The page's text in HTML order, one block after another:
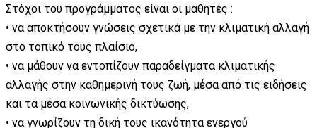
Στόχοι του προγράμματος είναι οι μαθητές :
• να αποκτήσουν γνώσεις σχετικά με την κλιματική αλλαγή
στο τοπικό τους πλαίσιο,
• να μάθουν να εντοπίζουν παραδείγματα κλιματικής
αλλαγής στην καθημερινή τους ζωή, μέσα από τις ειδήσεις
και τα μέσα κοινωνικής δικτύωσης,
• να γνωρίζουν τη δική τους ικανότητα ενεργού